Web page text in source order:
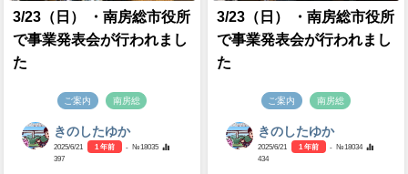
3/23（日） ・南房総市役所
で事業発表会が行われまし
た
ご案内 南房総
きのしたゆか
2025/6/21 1 年前
- №18035
397
3/23（日） ・南房総市役所
で事業発表会が行われまし
た
ご案内 南房総
きのしたゆか
2025/6/21 1 年前
- №18034
434